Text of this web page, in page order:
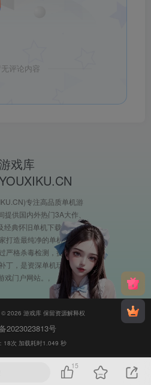
评论内容
戏库
专注高品质单机游
提供国内外热门3A大作、
经典怀旧单机下载。XX游
打造最纯净的单机游戏环
严格杀毒检测，提供完整
丁，是资深单机玩家必收
戏门户网站。
2026 游戏库 保留资源解释权
2023023813号
18次 加载耗时1.049 秒
15